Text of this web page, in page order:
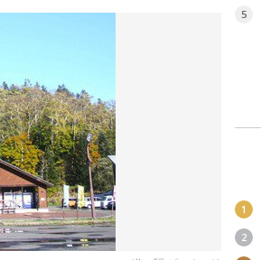
5
1
2